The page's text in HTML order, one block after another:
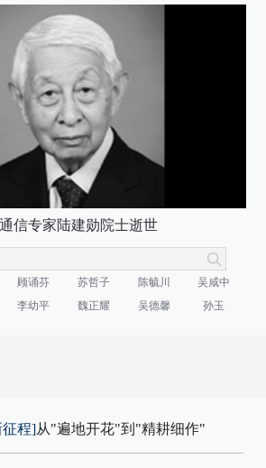
信专家陆建勋院士逝世
顾诵芬 苏哲子 陈毓川
吴咸中
李幼平 魏正耀 吴德馨 孙玉
程]从"遍地开花"到"精耕细作"